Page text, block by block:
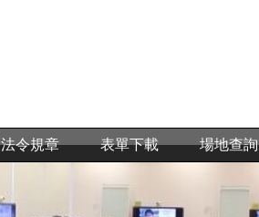
法令規章 表單下載 場地查詢